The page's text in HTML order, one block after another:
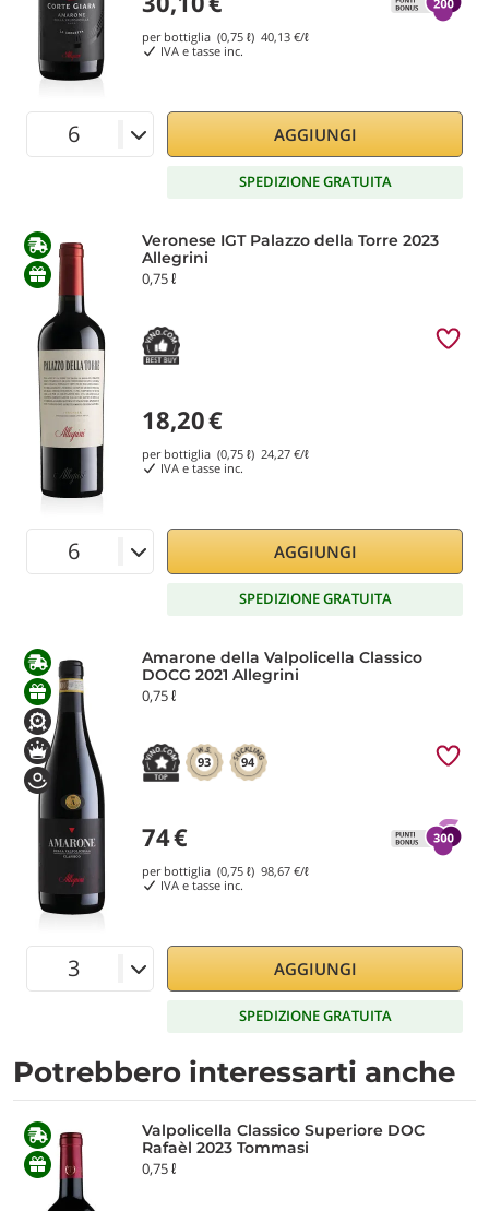
per bottiglia (0,75 ℓ) 40,13 €/ℓ
IVA e tasse inc.
AGGIUNGI
SPEDIZIONE GRATUITA
Veronese IGT Palazzo della Torre 2023
Allegrini
0,75 ℓ
18,20€
per bottiglia (0,75 ℓ) 24,27 €/ℓ
IVA e tasse inc.
AGGIUNGI
SPEDIZIONE GRATUITA
Amarone della Valpolicella Classico
DOCG 2021 Allegrini
0,75 ℓ
93 94
74€
per bottiglia (0,75 ℓ) 98,67 €/ℓ
IVA e tasse inc.
AGGIUNGI
SPEDIZIONE GRATUITA
Potrebbero interessarti anche
Valpolicella Classico Superiore DOC
Rafaèl 2023 Tommasi
0,75 ℓ